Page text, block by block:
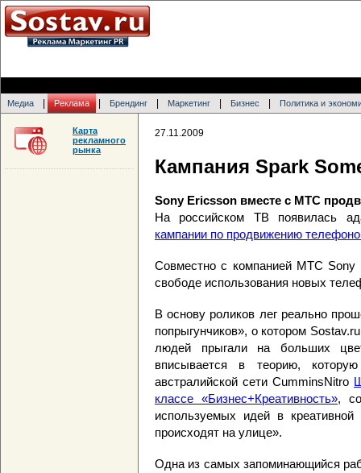
Медиа Реклама Брендинг Маркетинг Бизнес Политика и
27.11.2009
Кампания Spark
Sony Ericsson вместе с МТС
На российском ТВ появилась
кампании по продвижению
Совместно с компанией МТС Sony
свободе использования новых
В основу роликов лег реально
попрыгунчиков», о котором
людей прыгали на больших
вписывается в теорию,
австралийской сети CumminsNitro
классе «Бизнес+Креативность»,
используемых идей в
происходят на улице».
Одна из самых запоминающийся
Карта
рекламного
рынка